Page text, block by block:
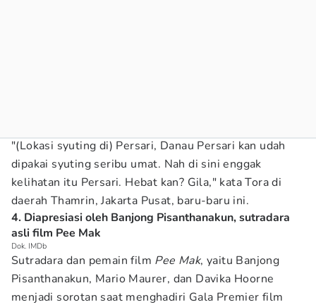
"(Lokasi syuting di) Persari, Danau Persari kan udah
dipakai syuting seribu umat. Nah di sini enggak
kelihatan itu Persari. Hebat kan? Gila," kata Tora di
daerah Thamrin, Jakarta Pusat, baru-baru ini.
4. Diapresiasi oleh Banjong Pisanthanakun, sutradara
asli film Pee Mak
Dok. IMDb
Sutradara dan pemain film Pee Mak, yaitu Banjong
Pisanthanakun, Mario Maurer, dan Davika Hoorne
menjadi sorotan saat menghadiri Gala Premier film